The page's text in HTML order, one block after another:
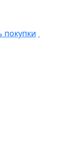
покупки